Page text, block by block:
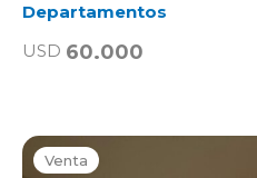
Departamentos
USD 60.000
Venta